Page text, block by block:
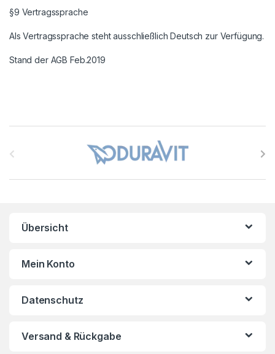
§9 Vertragssprache
Als Vertragssprache steht ausschließlich Deutsch zur Verfügung.
Stand der AGB Feb.2019
Übersicht
Mein Konto
Datenschutz
Versand & Rückgabe